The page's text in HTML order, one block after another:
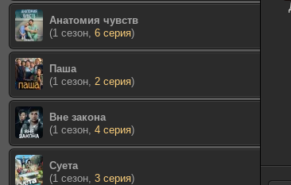
Анатомия чувств
(1 сезон, 6 серия)
Паша
(1 сезон, 2 серия)
Вне закона
(1 сезон, 4 серия)
Суета
(1 сезон, 3 серия)